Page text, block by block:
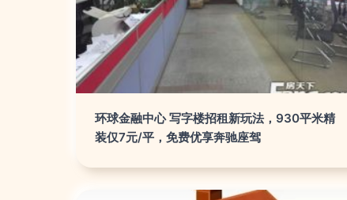
环球金融中心 写字楼招租新玩法，930平米精
装仅7元/平，免费优享奔驰座驾